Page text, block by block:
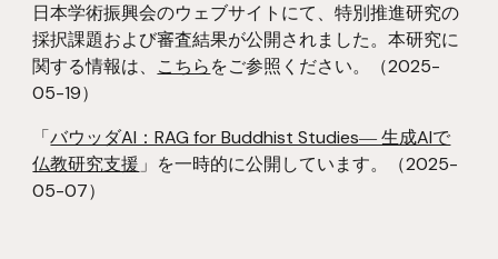
日本学術振興会のウェブサイトにて、特別推進研究の
採択課題および審査結果が公開されました。本研究に
関する情報は、 こちらをご参照ください。
（2025-
05-19）
「バウッダAI：RAG for Buddhist Studies― 生成AIで
仏教研究支援 」を一時的に公開しています。（2025-
05-07）